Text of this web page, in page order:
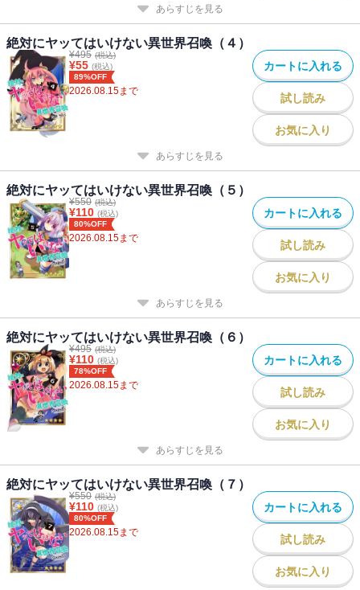
あらすじを見る
絶対にヤッてはいけない異世界召喚（４）
¥495 (税込)
¥55 (税込)
89%OFF
2026.08.15まで
カートに入れる
試し読み
お気に入り
あらすじを見る
絶対にヤッてはいけない異世界召喚（５）
¥550 (税込)
¥110 (税込)
80%OFF
2026.08.15まで
カートに入れる
試し読み
お気に入り
あらすじを見る
絶対にヤッてはいけない異世界召喚（６）
¥495 (税込)
¥110 (税込)
78%OFF
2026.08.15まで
カートに入れる
試し読み
お気に入り
あらすじを見る
絶対にヤッてはいけない異世界召喚（７）
¥550 (税込)
¥110 (税込)
80%OFF
2026.08.15まで
カートに入れる
試し読み
お気に入り